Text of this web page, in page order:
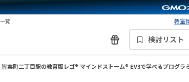
覧 教室
検討リスト
皆実町二丁目駅の教育版レゴ® マインドストーム® EV3で学べるプログラ